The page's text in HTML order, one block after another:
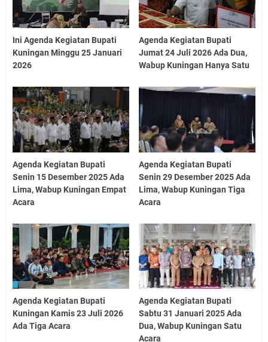
Ini Agenda Kegiatan Bupati
Kuningan Minggu 25 Januari
2026
Agenda Kegiatan Bupati
Jumat 24 Juli 2026 Ada Dua,
Wabup Kuningan Hanya Satu
Agenda Kegiatan Bupati
Senin 15 Desember 2025 Ada
Lima, Wabup Kuningan Empat
Acara
Agenda Kegiatan Bupati
Senin 29 Desember 2025 Ada
Lima, Wabup Kuningan Tiga
Acara
Agenda Kegiatan Bupati
Kuningan Kamis 23 Juli 2026
Ada Tiga Acara
Agenda Kegiatan Bupati
Sabtu 31 Januari 2025 Ada
Dua, Wabup Kuningan Satu
Acara